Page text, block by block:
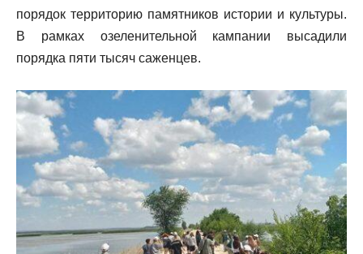
порядок территорию памятников истории и культуры.
В рамках озеленительной кампании высадили
порядка пяти тысяч саженцев.